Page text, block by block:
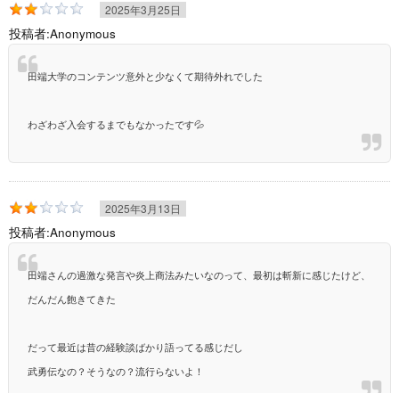
2025年3月25日
投稿者:Anonymous
田端大学のコンテンツ意外と少なくて期待外れでした
わざわざ入会するまでもなかったです💦
2025年3月13日
投稿者:Anonymous
田端さんの過激な発言や炎上商法みたいなのって、最初は斬新に感じたけど、
だんだん飽きてきた
だって最近は昔の経験談ばかり語ってる感じだし
武勇伝なの？そうなの？流行らないよ！